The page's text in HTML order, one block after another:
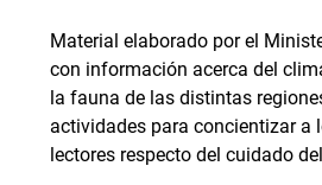
Material elaborado por el
con información acerca del
la fauna de las distintas
actividades para concientizar a
lectores respecto del cuidado